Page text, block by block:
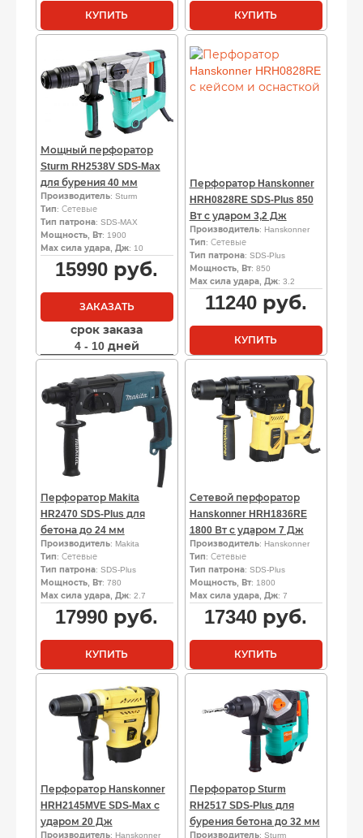
КУПИТЬ КУПИТЬ
Мощный перфоратор
Sturm RH2538V SDS-Max
для бурения 40 мм
Производитель: Sturm
Тип: Сетевые
Тип патрона: SDS-MAX
Мощность, Вт: 1900
Мах сила удара, Дж: 10
15990 руб.
ЗАКАЗАТЬ
срок заказа
4 - 10 дней
Перфоратор Hanskonner
HRH0828RE SDS-Plus 850
Вт с ударом 3,2 Дж
Производитель: Hanskonner
Тип: Сетевые
Тип патрона: SDS-Plus
Мощность, Вт: 850
Мах сила удара, Дж: 3.2
11240руб.
КУПИТЬ
Перфоратор Makita
HR2470 SDS-Plus для
бетона до 24 мм
Производитель: Makita
Тип: Сетевые
Тип патрона: SDS-Plus
Мощность, Вт: 780
Мах сила удара, Дж: 2.7
17990 руб.
КУПИТЬ
Сетевой перфоратор
Hanskonner HRH1836RE
1800 Вт с ударом 7 Дж
Производитель: Hanskonner
Тип: Сетевые
Тип патрона: SDS-Plus
Мощность, Вт: 1800
Мах сила удара, Дж: 7
17340 руб.
КУПИТЬ
Перфоратор Hanskonner
HRH2145MVE SDS-Max с
ударом 20 Дж
Производитель: Hanskonner
Перфоратор Sturm
RH2517 SDS-Plus для
бурения бетона до 32 мм
Производитель: Sturm